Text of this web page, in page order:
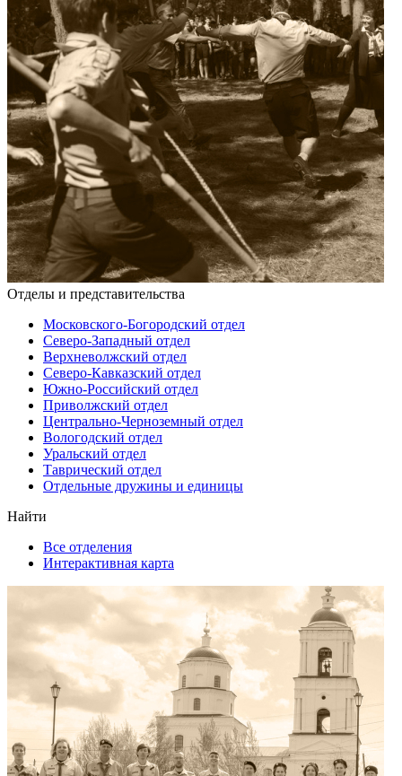
Отделы и представительства
Московского-Богородский отдел
Северо-Западный отдел
Верхневолжский отдел
Северо-Кавказский отдел
Южно-Российский отдел
Приволжский отдел
Центрально-Черноземный отдел
Вологодский отдел
Уральский отдел
Таврический отдел
Отдельные дружины и единицы
Найти
Все отделения
Интерактивная карта